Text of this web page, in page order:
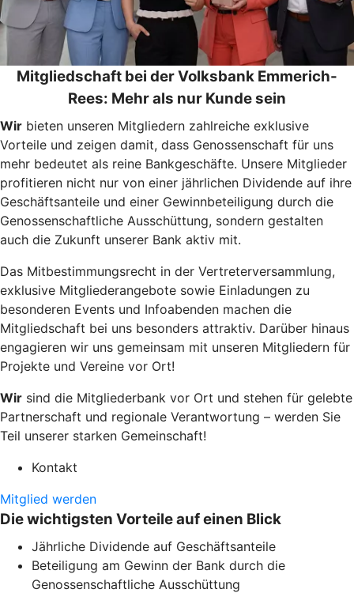
Mitgliedschaft bei der Volksbank Emmerich-
Rees: Mehr als nur Kunde sein
Wir bieten unseren Mitgliedern zahlreiche exklusive
Vorteile und zeigen damit, dass Genossenschaft für uns
mehr bedeutet als reine Bankgeschäfte. Unsere Mitglieder
profitieren nicht nur von einer jährlichen Dividende auf ihre
Geschäftsanteile und einer Gewinnbeteiligung durch die
Genossenschaftliche Ausschüttung, sondern gestalten
auch die Zukunft unserer Bank aktiv mit.
Das Mitbestimmungsrecht in der Vertreterversammlung,
exklusive Mitgliederangebote sowie Einladungen zu
besonderen Events und Infoabenden machen die
Mitgliedschaft bei uns besonders attraktiv. Darüber hinaus
engagieren wir uns gemeinsam mit unseren Mitgliedern für
Projekte und Vereine vor Ort!
Wir sind die Mitgliederbank vor Ort und stehen für gelebte
Partnerschaft und regionale Verantwortung – werden Sie
Teil unserer starken Gemeinschaft!
Kontakt
Mitglied werden
Die wichtigsten Vorteile auf einen Blick
Jährliche Dividende auf Geschäftsanteile
Beteiligung am Gewinn der Bank durch die
Genossenschaftliche Ausschüttung